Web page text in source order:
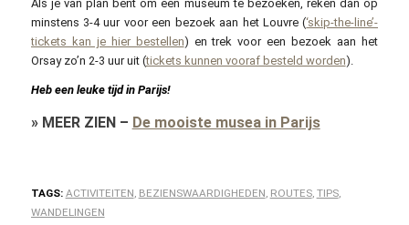
Als je van plan bent om een museum te bezoeken, reken dan op
minstens 3-4 uur voor een bezoek aan het Louvre (‘skip-the-line’-
tickets kan je hier bestellen) en trek voor een bezoek aan het
Orsay zo’n 2-3 uur uit (tickets kunnen vooraf besteld worden).
Heb een leuke tijd in Parijs!
» MEER ZIEN– De mooiste musea in Parijs
TAGS: ACTIVITEITEN, BEZIENSWAARDIGHEDEN, ROUTES, TIPS,
WANDELINGEN